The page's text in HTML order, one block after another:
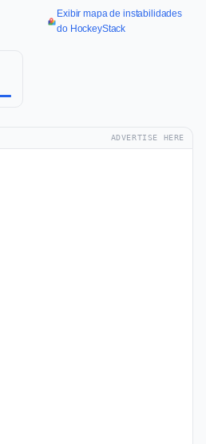
Exibir mapa de instabilidades
do HockeyStack
ADVERTISE HERE